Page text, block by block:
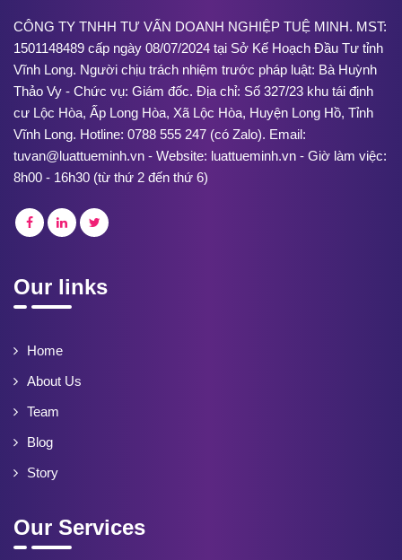
CÔNG TY TNHH TƯ VẤN DOANH NGHIỆP TUỆ MINH. MST:
1501148489 cấp ngày 08/07/2024 tại Sở Kế Hoạch Đầu Tư tỉnh
Vĩnh Long. Người chịu trách nhiệm trước pháp luật: Bà Huỳnh
Thảo Vy - Chức vụ: Giám đốc. Địa chỉ: Số 327/23 khu tái định
cư Lộc Hòa, Ấp Long Hòa, Xã Lộc Hòa, Huyện Long Hồ, Tỉnh
Vĩnh Long. Hotline: 0788 555 247 (có Zalo). Email:
tuvan@luattueminh.vn - Website: luattueminh.vn - Giờ làm việc:
8h00 - 16h30 (từ thứ 2 đến thứ 6)
Our links
Home
About Us
Team
Blog
Story
Our Services